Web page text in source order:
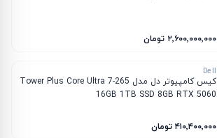
۲٬۶۰۰٬۰۰۰٬۰۰۰ تومان
Dell
کیس کامپیوتر دل مدل Tower Plus Core Ultra 7-265
16GB 1TB SSD 8GB RTX 5060
۴۱۰٬۴۰۰٬۰۰۰ تومان